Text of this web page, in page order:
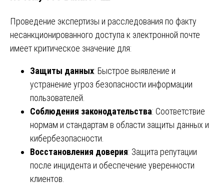
Проведение экспертизы и расследования по факту
несанкционированного доступа к электронной почте
имеет критическое значение для:
Защиты данных: Быстрое выявление и
устранение угроз безопасности информации
пользователей.
Соблюдения законодательства: Соответствие
нормам и стандартам в области защиты данных и
кибербезопасности.
Восстановления доверия: Защита репутации
после инцидента и обеспечение уверенности
клиентов.